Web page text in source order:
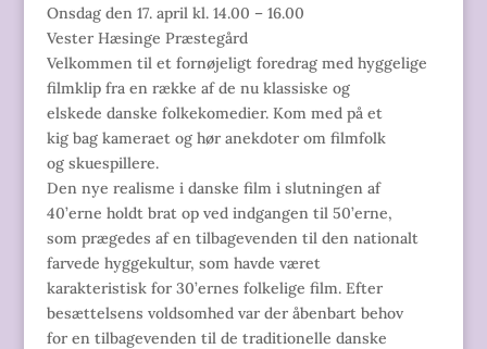
Onsdag den 17. april kl. 14.00 – 16.00
Vester Hæsinge Præstegård
Velkommen til et fornøjeligt foredrag med hyggelige
filmklip fra en række af de nu klassiske og
elskede danske folkekomedier. Kom med på et
kig bag kameraet og hør anekdoter om filmfolk
og skuespillere.
Den nye realisme i danske film i slutningen af
40’erne holdt brat op ved indgangen til 50’erne,
som prægedes af en tilbagevenden til den nationalt
farvede hyggekultur, som havde været
karakteristisk for 30’ernes folkelige film. Efter
besættelsens voldsomhed var der åbenbart behov
for en tilbagevenden til de traditionelle danske